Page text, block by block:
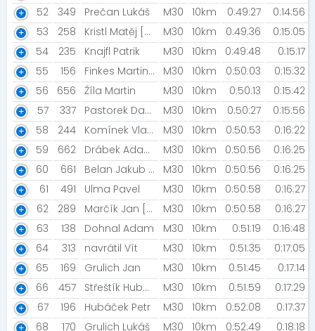
52
349 Prečan Lukáš M30 10km 0:49:27
0:14:56
53
258 Kristl Matěj [NN2023] M30 10km 0:49:36
0:15:05
54
235 Knajfl Patrik M30 10km 0:49:48
0:15:17
55
156 Finkes Martin [Tatranky] M30 10km 0:50:03
0:15:32
56
656 Žíla Martin M30 10km 0:50:13
0:15:42
57
337 Pastorek Daniel M30 10km 0:50:27
0:15:56
58
244 Komínek Vladimír M30 10km 0:50:53
0:16:22
59
662 Drábek Adam [šTERNBERK STERA] M30 10km 0:50:56
0:16:25
60
661 Belan Jakub [Hvězdy z Tošanek] M30 10km 0:50:56
0:16:25
61
491 Ulma Pavel M30 10km 0:50:58
0:16:27
62
289 Marčík Jan [Forever Young] M30 10km 0:50:58
0:16:27
63
138 Dohnal Adam M30 10km 0:51:19
0:16:48
64
313 navrátil Vít M30 10km 0:51:35
0:17:05
65
169 Grulich Jan M30 10km 0:51:45
0:17:14
66
457 Střeštík Hubert M30 10km 0:51:59
0:17:29
67
196 Hubáček Petr M30 10km 0:52:08
0:17:37
68
170 Grulich Lukáš M30 10km 0:52:49
0:18:18